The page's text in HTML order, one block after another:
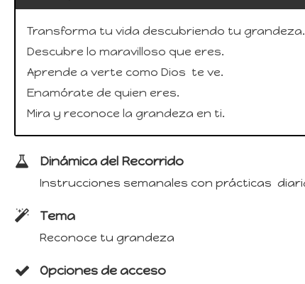
Transforma tu vida descubriendo tu grandeza.
Descubre lo maravilloso que eres.
Aprende a verte como Dios te ve.
Enamórate de quien eres.
Mira y reconoce la grandeza en ti.
Dinámica del Recorrido
Instrucciones semanales con prácticas
Tema
Reconoce tu grandeza
Opciones de acceso